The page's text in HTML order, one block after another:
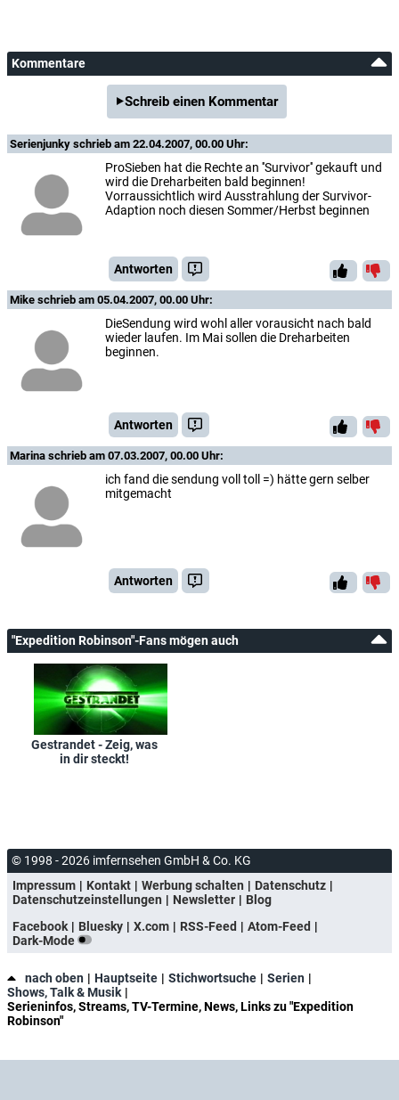
Kommentare
Schreib einen Kommentar
Serienjunky schrieb am 22.04.2007, 00.00 Uhr:
ProSieben hat die Rechte an ''Survivor'' gekauft und
wird die Dreharbeiten bald beginnen!
Vorraussichtlich wird Ausstrahlung der Survivor-
Adaption noch diesen Sommer/Herbst beginnen
Antworten
Mike schrieb am 05.04.2007, 00.00 Uhr:
DieSendung wird wohl aller vorausicht nach bald
wieder laufen. Im Mai sollen die Dreharbeiten
beginnen.
Antworten
Marina schrieb am 07.03.2007, 00.00 Uhr:
ich fand die sendung voll toll =) hätte gern selber
mitgemacht
Antworten
"Expedition Robinson"-Fans mögen auch
Gestrandet - Zeig, was
in dir steckt!
© 1998 - 2026 imfernsehen GmbH & Co. KG
Impressum
Kontakt Werbung schalten
Datenschutz
Datenschutzeinstellungen
Newsletter
Blog
Facebook
Bluesky X.com RSS-Feed
Atom-Feed
Dark-Mode
nach oben Hauptseite Stichwortsuche
Serien
Shows, Talk & Musik
Serieninfos, Streams, TV-Termine, News, Links zu "Expedition
Robinson"